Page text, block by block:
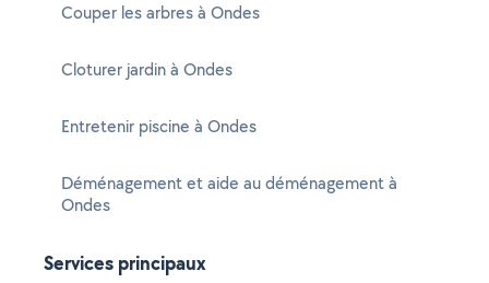
Couper les arbres à Ondes
Cloturer jardin à Ondes
Entretenir piscine à Ondes
Déménagement et aide au déménagement à
Ondes
Services principaux